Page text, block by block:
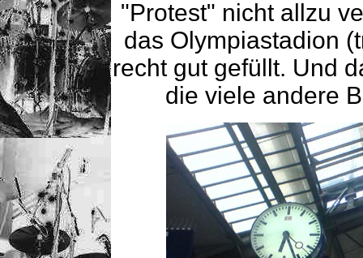
"Protest" nicht allzu
das Olympiastadion
recht gut gefüllt. Und
die viele andere